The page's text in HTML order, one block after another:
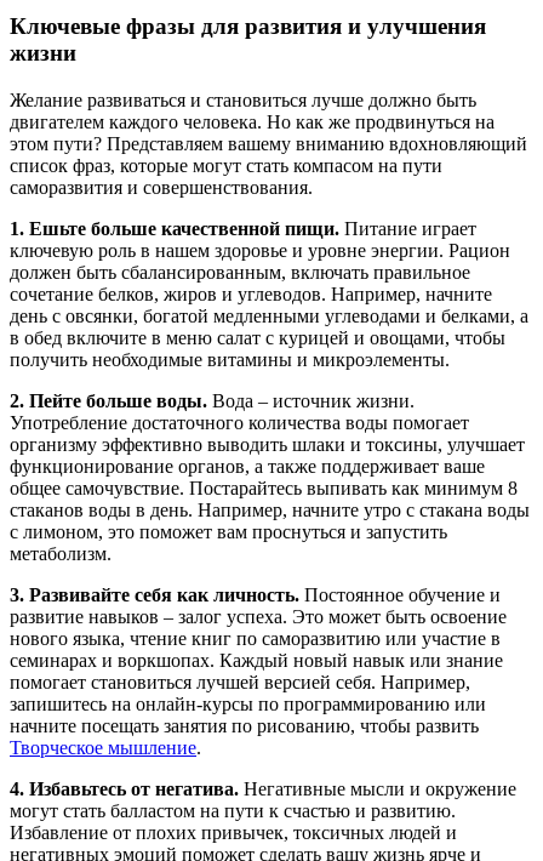
Ключевые фразы для развития и улучшения
жизни
Желание развиваться и становиться лучше должно быть
двигателем каждого человека. Но как же продвинуться на
этом пути? Представляем вашему вниманию вдохновляющий
список фраз, которые могут стать компасом на пути
саморазвития и совершенствования.
1. Ешьте больше качественной пищи. Питание играет
ключевую роль в нашем здоровье и уровне энергии. Рацион
должен быть сбалансированным, включать правильное
сочетание белков, жиров и углеводов. Например, начните
день с овсянки, богатой медленными углеводами и белками, а
в обед включите в меню салат с курицей и овощами, чтобы
получить необходимые витамины и микроэлементы.
2. Пейте больше воды. Вода – источник жизни.
Употребление достаточного количества воды помогает
организму эффективно выводить шлаки и токсины, улучшает
функционирование органов, а также поддерживает ваше
общее самочувствие. Постарайтесь выпивать как минимум 8
стаканов воды в день. Например, начните утро с стакана воды
с лимоном, это поможет вам проснуться и запустить
метаболизм.
3. Развивайте себя как личность. Постоянное обучение и
развитие навыков – залог успеха. Это может быть освоение
нового языка, чтение книг по саморазвитию или участие в
семинарах и воркшопах. Каждый новый навык или знание
помогает становиться лучшей версией себя. Например,
запишитесь на онлайн-курсы по программированию или
начните посещать занятия по рисованию, чтобы развить
Творческое мышление.
4. Избавьтесь от негатива. Негативные мысли и окружение
могут стать балластом на пути к счастью и развитию.
Избавление от плохих привычек, токсичных людей и
негативных эмоций поможет сделать вашу жизнь ярче и